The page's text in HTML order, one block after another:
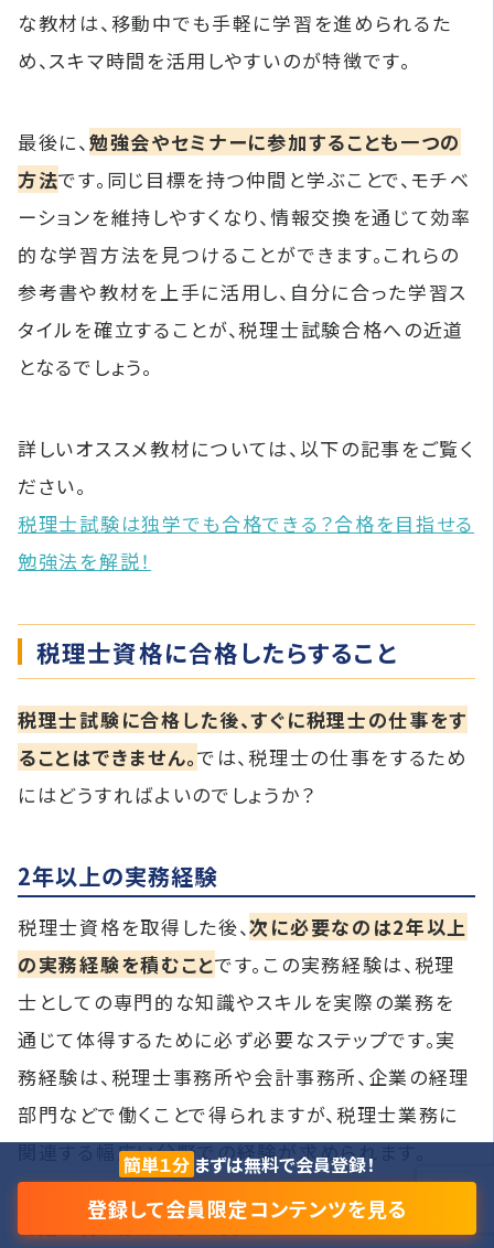
な教材は、移動中でも手軽に学習を進められるた
め、スキマ時間を活用しやすいのが特徴です。
最後に、 勉強会やセミナーに参加することも一つの
方法です。同じ目標を持つ仲間と学ぶことで、モチベ
ーションを維持しやすくなり、情報交換を通じて効率
的な学習方法を見つけることができます。これらの
参考書や教材を上手に活用し、自分に合った学習ス
タイルを確立することが、税理士試験合格への近道
となるでしょう。
詳しいオススメ教材については、以下の記事をご覧く
ださい。
税理士試験は独学でも合格できる？合格を目指せる
勉強法を解説！
税理士資格に合格したらすること
税理士試験に合格した後、すぐに税理士の仕事をす
ることはできません。では、税理士の仕事をするため
にはどうすればよいのでしょうか？
2年以上の実務経験
税理士資格を取得した後、次に必要なのは2年以上
の実務経験を積むことです。この実務経験は、税理
士としての専門的な知識やスキルを実際の業務を
通じて体得するために必ず必要なステップです。実
務経験は、税理士事務所や会計事務所、企業の経理
部門などで働くことで得られますが、税理士業務に
関連する幅広い分野での経験が求められます。
この実務経験は、税理士試験に合格する前や後など
時期の縛りはありません。
簡単１分 まずは無料で会員登録！
登録して会員限定コンテンツを見る